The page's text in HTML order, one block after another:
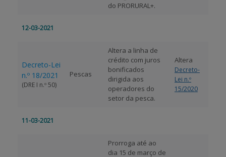
do PRORURAL+.
12-03-2021
Decreto-Lei
n.º 18/2021
(DRE I n.º 50)
Pescas
Altera a linha de
crédito com juros
bonificados
dirigida aos
operadores do
setor da pesca.
Altera
Decreto-
Lei n.º
15/2020
11-03-2021
Prorroga até ao
dia 15 de março de